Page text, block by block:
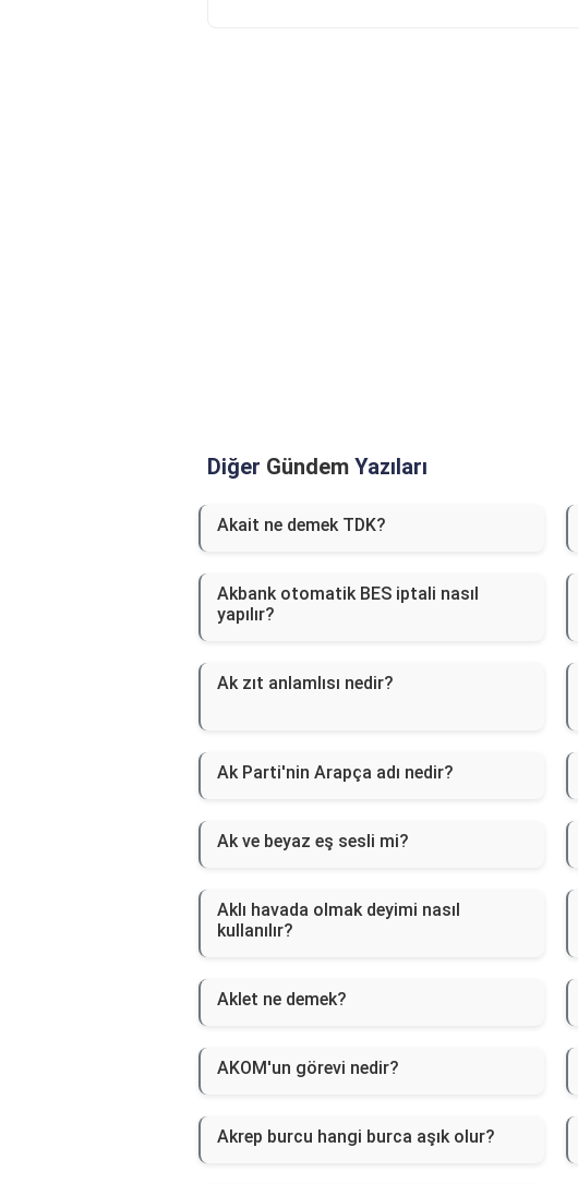
Diğer Gündem Yazıları
Akait ne demek TDK?
Akbank otomatik BES iptali nasıl
yapılır?
Ak zıt anlamlısı nedir?
Ak Parti'nin Arapça adı nedir?
Ak ve beyaz eş sesli mi?
Aklı havada olmak deyimi nasıl
kullanılır?
Aklet ne demek?
AKOM'un görevi nedir?
Akrep burcu hangi burca aşık olur?